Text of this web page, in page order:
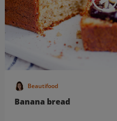
Beautifood
Banana bread